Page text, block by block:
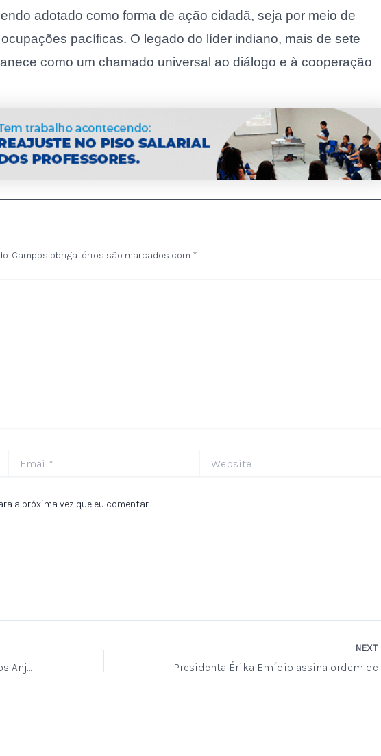
adotado como forma de ação cidadã, seja por meio de
pacíficas. O legado do líder indiano, mais de sete
como um chamado universal ao diálogo e à cooperação
Campos obrigatórios são marcados com *
a próxima vez que eu comentar.
02 de outubro: Religiosos celebram os Anjos da Guarda
NEXT